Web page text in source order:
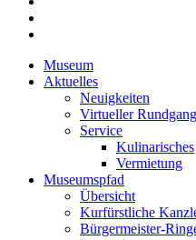
Museum
Aktuelles
Neuigkeiten
Virtueller Rundgang
Service
Kulinarisches
Vermietung
Museumspfad
Übersicht
Kurfürstliche
Bürgermeister-